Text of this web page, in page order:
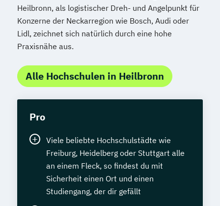
Heilbronn, als logistischer Dreh- und Angelpunkt für
Konzerne der Neckarregion wie Bosch, Audi oder
Lidl, zeichnet sich natürlich durch eine hohe
Praxisnähe aus.
Alle Hochschulen in Heilbronn
Pro
Viele beliebte Hochschulstädte wie
Freiburg, Heidelberg oder Stuttgart alle
an einem Fleck, so findest du mit
Sicherheit einen Ort und einen
Studiengang, der dir gefällt